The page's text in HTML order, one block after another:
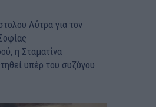
Λύτρα για τον
η Σταματίνα
υπέρ του συζύγου